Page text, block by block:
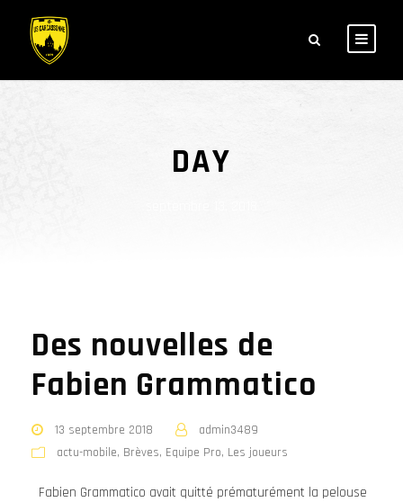
DAY
Des nouvelles de
Fabien Grammatico
13 septembre 2018
admin3489
actu-mobile, Brèves, Equipe Pro, Les joueurs
Fabien Grammatico avait quitté prématurément la pelouse